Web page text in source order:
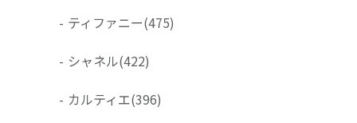
- ティファニー(475)
- シャネル(422)
- カルティエ(396)